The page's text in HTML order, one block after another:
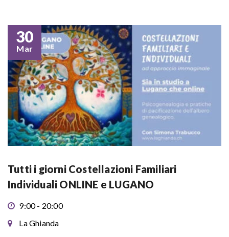
30
Mar
Tutti i giorni Costellazioni Familiari
Individuali ONLINE e LUGANO
9:00 - 20:00
La Ghianda